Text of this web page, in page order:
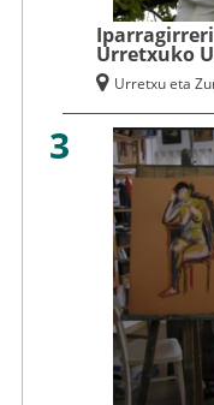
Urretxuko
Urretxu eta
3